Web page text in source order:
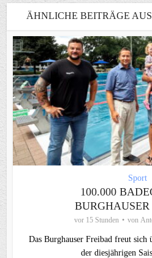
ÄHNLICHE BEITRÄGE
Sport
100.000
vor 15 Stunden von
Das Burghauser Freibad freut sich
der diesjährigen